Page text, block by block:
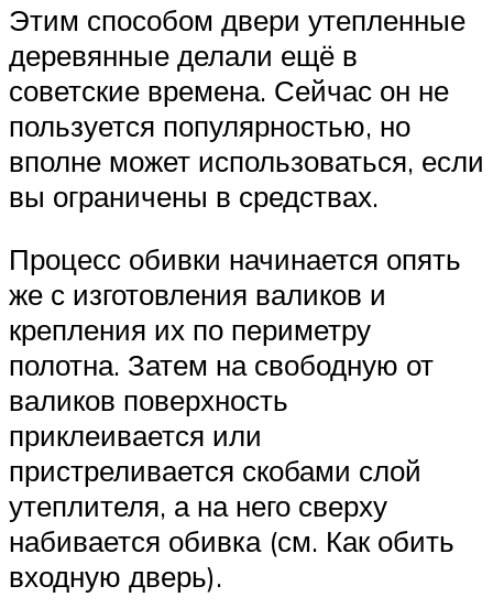
Этим способом двери утепленные
деревянные делали ещё в
советские времена. Сейчас он не
пользуется популярностью, но
вполне может использоваться, если
вы ограничены в средствах.
Процесс обивки начинается опять
же с изготовления валиков и
крепления их по периметру
полотна. Затем на свободную от
валиков поверхность
приклеивается или
пристреливается скобами слой
утеплителя, а на него сверху
набивается обивка (см. Как обить
входную дверь).